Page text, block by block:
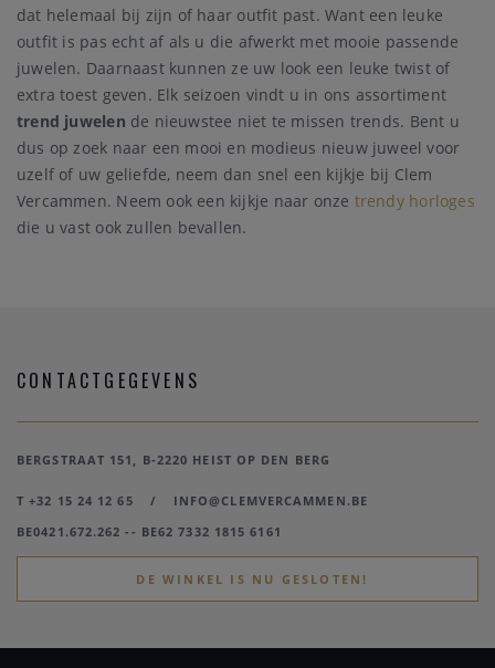
dat helemaal bij zijn of haar outfit past. Want een leuke
outfit is pas echt af als u die afwerkt met mooie passende
juwelen. Daarnaast kunnen ze uw look een leuke twist of
extra toest geven. Elk seizoen vindt u in ons assortiment
trend juwelen de nieuwstee niet te missen trends. Bent u
dus op zoek naar een mooi en modieus nieuw juweel voor
uzelf of uw geliefde, neem dan snel een kijkje bij Clem
Vercammen. Neem ook een kijkje naar onze trendy horloges
die u vast ook zullen bevallen.
CONTACTGEGEVENS
BERGSTRAAT 151, B-2220 HEIST OP DEN BERG
T +32 15 24 12 65 /
INFO@CLEMVERCAMMEN.BE
BE0421.672.262 -- BE62 7332 1815 6161
DE WINKEL IS NU GESLOTEN!